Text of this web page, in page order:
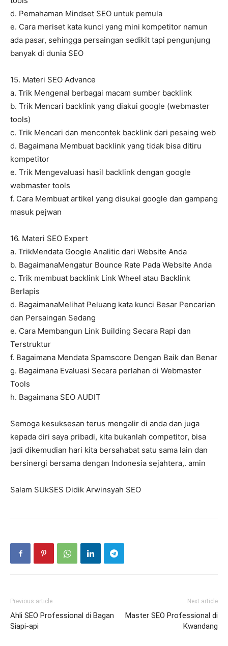
d. Pemahaman Mindset SEO untuk pemula
e. Cara meriset kata kunci yang mini kompetitor namun
ada pasar, sehingga persaingan sedikit tapi pengunjung
banyak di dunia SEO
15. Materi SEO Advance
a. Trik Mengenal berbagai macam sumber backlink
b. Trik Mencari backlink yang diakui google (webmaster
tools)
c. Trik Mencari dan mencontek backlink dari pesaing web
d. Bagaimana Membuat backlink yang tidak bisa ditiru
kompetitor
e. Trik Mengevaluasi hasil backlink dengan google
webmaster tools
f. Cara Membuat artikel yang disukai google dan gampang
masuk pejwan
16. Materi SEO Expert
a. TrikMendata Google Analitic dari Website Anda
b. BagaimanaMengatur Bounce Rate Pada Website Anda
c. Trik membuat backlink Link Wheel atau Backlink
Berlapis
d. BagaimanaMelihat Peluang kata kunci Besar Pencarian
dan Persaingan Sedang
e. Cara Membangun Link Building Secara Rapi dan
Terstruktur
f. Bagaimana Mendata Spamscore Dengan Baik dan Benar
g. Bagaimana Evaluasi Secara perlahan di Webmaster
Tools
h. Bagaimana SEO AUDIT
Semoga kesuksesan terus mengalir di anda dan juga
kepada diri saya pribadi, kita bukanlah competitor, bisa
jadi dikemudian hari kita bersahabat satu sama lain dan
bersinergi bersama dengan Indonesia sejahtera,. amin
Salam SUkSES Didik Arwinsyah SEO
Previous article
Ahli SEO Professional di Bagan
Siapi-api
Next article
Master SEO Professional di
Kwandang